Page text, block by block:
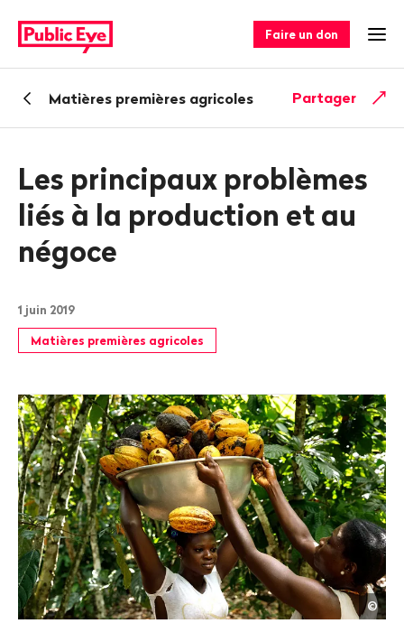
sur
publiceye.ch
rapide
Faire un don
RetourMatières premières agricoles Partager
Les principaux problèmes
liés à la production et au
négoce
1 juin 2019
Matières premières agricoles
©